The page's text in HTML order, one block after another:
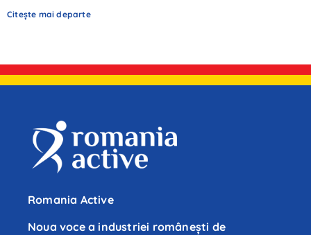
Citește mai departe
Romania Active
Noua voce a industriei românești de